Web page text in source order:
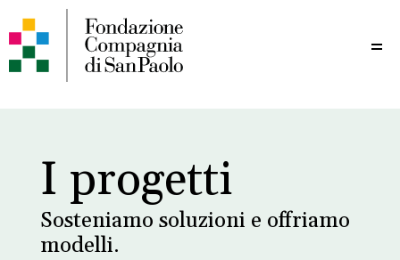
I progetti
Sosteniamo soluzioni e offriamo
modelli.